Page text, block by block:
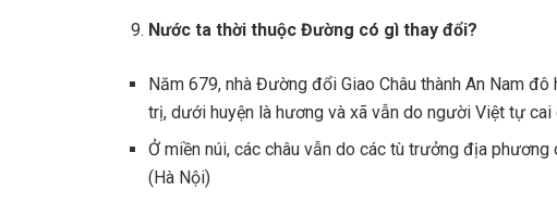
Nước ta thời thuộc Đường có gì thay đổi?
Năm 679, nhà Đường đổi Giao Châu thành An Nam
trị, dưới huyện là hương và xã vẫn do người Việt tự cai
Ở miền núi, các châu vẫn do các tù trưởng địa
(Hà Nội)